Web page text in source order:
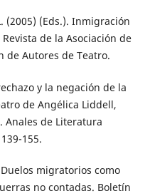
(2005) (Eds.). Inmigración
de la Asociación de
de Autores de Teatro.
y la negación de la
de Angélica Liddell,
Anales de Literatura
155.
migratorios como
no contadas. Boletín